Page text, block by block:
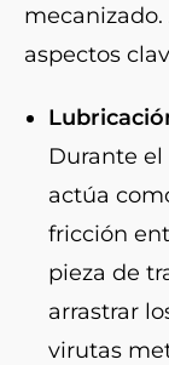
aspectos
Durante
actúa
fricción
pieza de
arrastrar
virutas